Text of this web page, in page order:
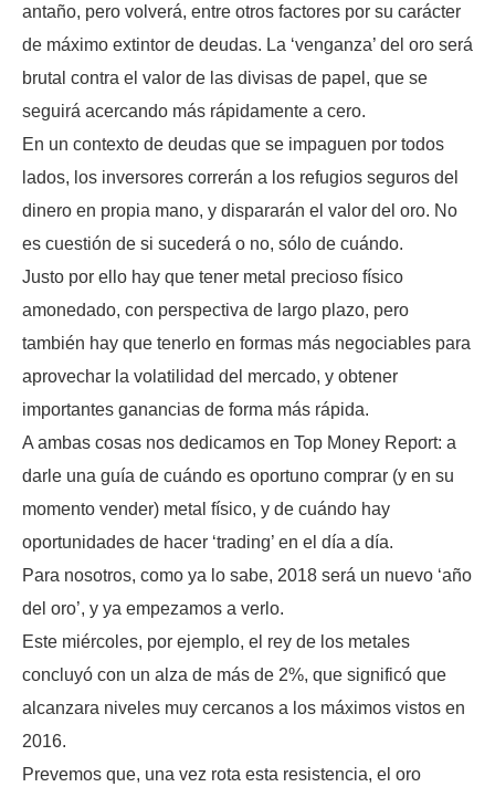
antaño, pero volverá, entre otros factores por su carácter
de máximo extintor de deudas. La ‘venganza’ del oro será
brutal contra el valor de las divisas de papel, que se
seguirá acercando más rápidamente a cero.
En un contexto de deudas que se impaguen por todos
lados, los inversores correrán a los refugios seguros del
dinero en propia mano, y dispararán el valor del oro. No
es cuestión de si sucederá o no, sólo de cuándo.
Justo por ello hay que tener metal precioso físico
amonedado, con perspectiva de largo plazo, pero
también hay que tenerlo en formas más negociables para
aprovechar la volatilidad del mercado, y obtener
importantes ganancias de forma más rápida.
A ambas cosas nos dedicamos en Top Money Report: a
darle una guía de cuándo es oportuno comprar (y en su
momento vender) metal físico, y de cuándo hay
oportunidades de hacer ‘trading’ en el día a día.
Para nosotros, como ya lo sabe, 2018 será un nuevo ‘año
del oro’, y ya empezamos a verlo.
Este miércoles, por ejemplo, el rey de los metales
concluyó con un alza de más de 2%, que significó que
alcanzara niveles muy cercanos a los máximos vistos en
2016.
Prevemos que, una vez rota esta resistencia, el oro